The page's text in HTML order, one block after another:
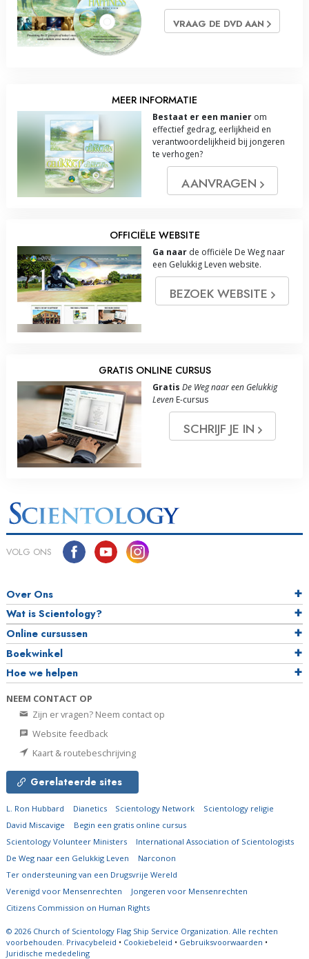
VRAAG DE DVD AAN
MEER INFORMATIE
Bestaat er een manier om
effectief gedrag, eerlijkheid en
verantwoordelijkheid bij jongeren
te verhogen?
AANVRAGEN
OFFICIËLE WEBSITE
Ga naar de officiële De Weg naar
een Gelukkig Leven website.
BEZOEK WEBSITE
GRATIS ONLINE CURSUS
Gratis De Weg naar een Gelukkig
Leven E-cursus
SCHRIJF JE IN
VOLG ONS
Over Ons
Wat is Scientology?
Online cursussen
Boekwinkel
Hoe we helpen
NEEM CONTACT OP
Zijn er vragen? Neem contact op
Website feedback
Kaart & routebeschrijving
Gerelateerde sites
L. Ron Hubbard Dianetics Scientology Network
Scientology religie
David Miscavige
Begin een gratis online cursus
Scientology Volunteer Ministers
International Association of Scientologists
De Weg naar een Gelukkig Leven
Narconon
Ter ondersteuning van een Drugsvrije Wereld
Verenigd voor Mensenrechten
Jongeren voor Mensenrechten
Citizens Commission on Human Rights
© 2026 Church of Scientology Flag Ship Service Organization. Alle rechten
voorbehouden. Privacybeleid • Cookiebeleid • Gebruiksvoorwaarden •
Juridische mededeling